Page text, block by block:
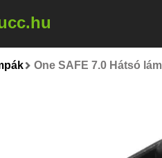
One SAFE 7.0 Hátsó